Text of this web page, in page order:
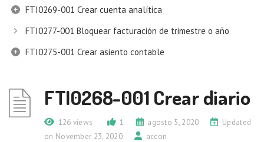
FTI0269-001 Crear cuenta analítica
FTI0277-001 Bloquear facturación de trimestre o año
FTI0275-001 Crear asiento contable
FTI0268-001 Crear diario
126 views 1 agosto 5, 2020
Updated
on November 23, 2020
accon